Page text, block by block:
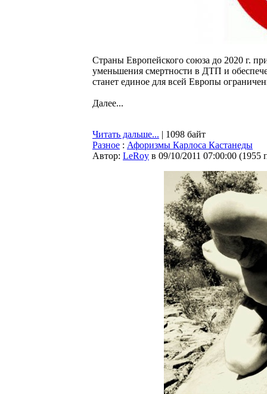
Cтраны Европейского союза до 2020 г.
уменьшения смертности в ДТП и
станет единое для всей Европы
Далее...
Читать дальше... | 1098 байт
Разное : Афоризмы Карлоса Кастанеды
Автор: LeRoy в 09/10/2011 07:00:00 (1955